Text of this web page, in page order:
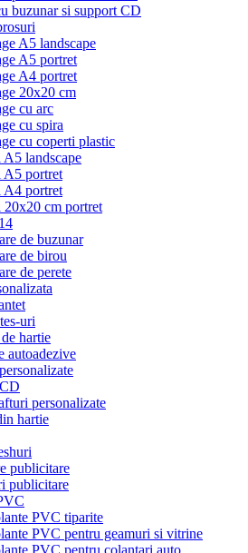
buzunar si support CD
A5 landscape
A5 portret
A4 portret
20x20 cm
cu arc
cu spira
cu coperti plastic
landscape
A5 portret
A4 portret
20x20 cm portret
de buzunar
de birou
de perete
uri
hartie
autoadezive
personalizate
hartie
publicitare
publicitare
PVC tiparite
PVC pentru geamuri si vitrine
PVC pentru colantari auto